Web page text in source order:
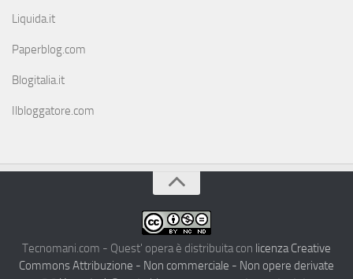
Liquida.it
Paperblog.com
Blogitalia.it
Ilbloggatore.com
Tecnomani.com - Quest' opera è distribuita con licenza Creative
Commons Attribuzione - Non commerciale - Non opere derivate